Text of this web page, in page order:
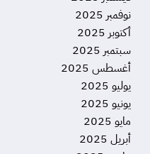
نوفمبر 2025
أكتوبر 2025
سبتمبر 2025
أغسطس 2025
يوليو 2025
يونيو 2025
مايو 2025
أبريل 2025